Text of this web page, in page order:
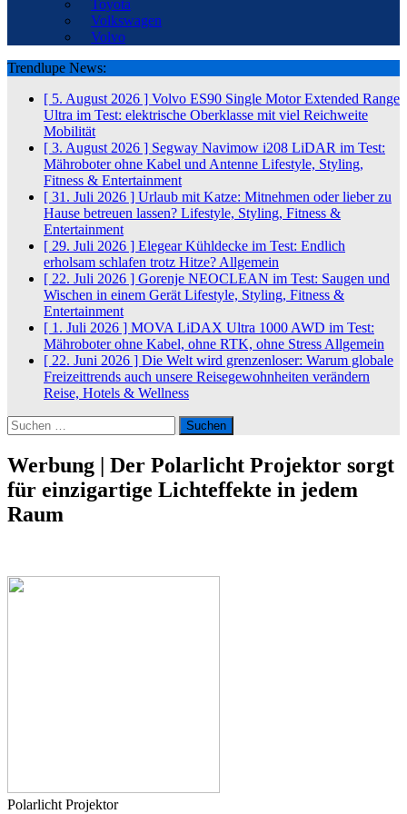
Toyota
Volkswagen
Volvo
Trendlupe News:
[ 5. August 2026 ] Volvo ES90 Single Motor Extended Range
Ultra im Test: elektrische Oberklasse mit viel Reichweite
Mobilität
[ 3. August 2026 ] Segway Navimow i208 LiDAR im Test:
Mähroboter ohne Kabel und Antenne Lifestyle, Styling,
Fitness & Entertainment
[ 31. Juli 2026 ] Urlaub mit Katze: Mitnehmen oder lieber zu
Hause betreuen lassen? Lifestyle, Styling, Fitness &
Entertainment
[ 29. Juli 2026 ] Elegear Kühldecke im Test: Endlich
erholsam schlafen trotz Hitze? Allgemein
[ 22. Juli 2026 ] Gorenje NEOCLEAN im Test: Saugen und
Wischen in einem Gerät Lifestyle, Styling, Fitness &
Entertainment
[ 1. Juli 2026 ] MOVA LiDAX Ultra 1000 AWD im Test:
Mähroboter ohne Kabel, ohne RTK, ohne Stress Allgemein
[ 22. Juni 2026 ] Die Welt wird grenzenloser: Warum globale
Freizeittrends auch unsere Reisegewohnheiten verändern
Reise, Hotels & Wellness
Suchen
nach:
Werbung | Der Polarlicht Projektor sorgt
für einzigartige Lichteffekte in jedem
Raum
Polarlicht Projektor